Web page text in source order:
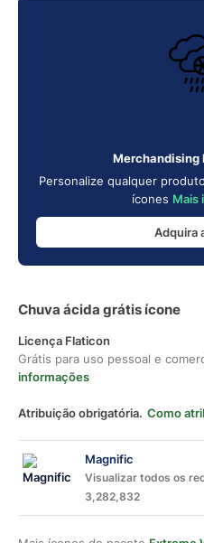
Merchandising
Personalize qualquer
ícones Mais
Adquira
Chuva ácida grátis ícone
Licença Flaticon
Grátis para uso pessoal e
informações
Atribuição obrigatória. Como
Magnific
Visualizar todos os
3,282,832